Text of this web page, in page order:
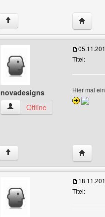
↑
novadesigns
novadesigns Benutzer-Profile
Offline
Titel:
Hier mal
↑
Titel: